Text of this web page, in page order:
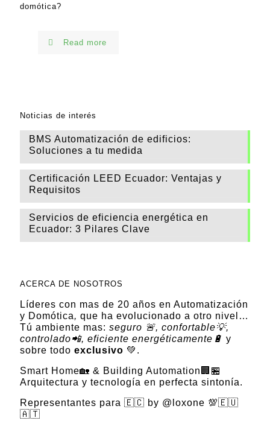
domótica?
Read more
Noticias de interés
BMS Automatización de edificios:
Soluciones a tu medida
Certificación LEED Ecuador: Ventajas y
Requisitos
Servicios de eficiencia energética en
Ecuador: 3 Pilares Clave
ACERCA DE NOSOTROS
Líderes con mas de 20 años en Automatización
y Domótica, que ha evolucionado a otro nivel…
Tú ambiente mas: seguro 🚨, confortable💡,
controlado📲, eficiente energéticamente🔋 y
sobre todo exclusivo 💚.
Smart Home🏡 & Building Automation🏢🏪
Arquitectura y tecnología en perfecta sintonía.
Representantes para 🇪🇨 by @loxone 💯🇪🇺
🇦🇹